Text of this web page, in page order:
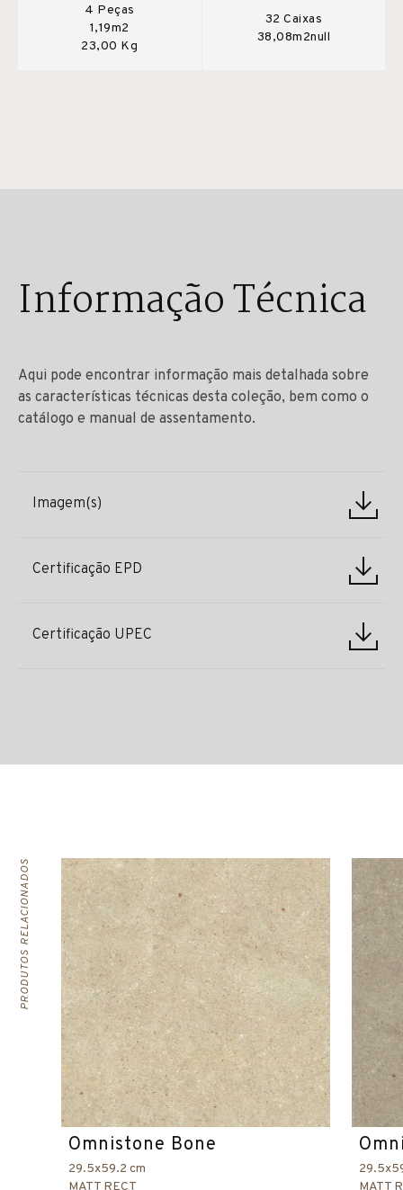
4 Peças
1,19m2
23,00 Kg
32 Caixas
38,08m2null
Informação Técnica
Aqui pode encontrar informação mais detalhada sobre
as características técnicas desta coleção, bem como o
catálogo e manual de assentamento.
Imagem(s)
Certificação EPD
Certificação UPEC
PRODUTOS RELACIONADOS
Omnistone Bone
29.5x59.2 cm